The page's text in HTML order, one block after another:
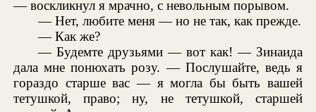
— воскликнул я мрачно, с невольным порывом.
— Нет, любите меня — но не так, как прежде.
— Как же?
— Будемте друзьями — вот как! — Зинаида
дала мне понюхать розу. — Послушайте, ведь я
гораздо старше вас — я могла бы быть вашей
тетушкой, право; ну, не тетушкой, старшей